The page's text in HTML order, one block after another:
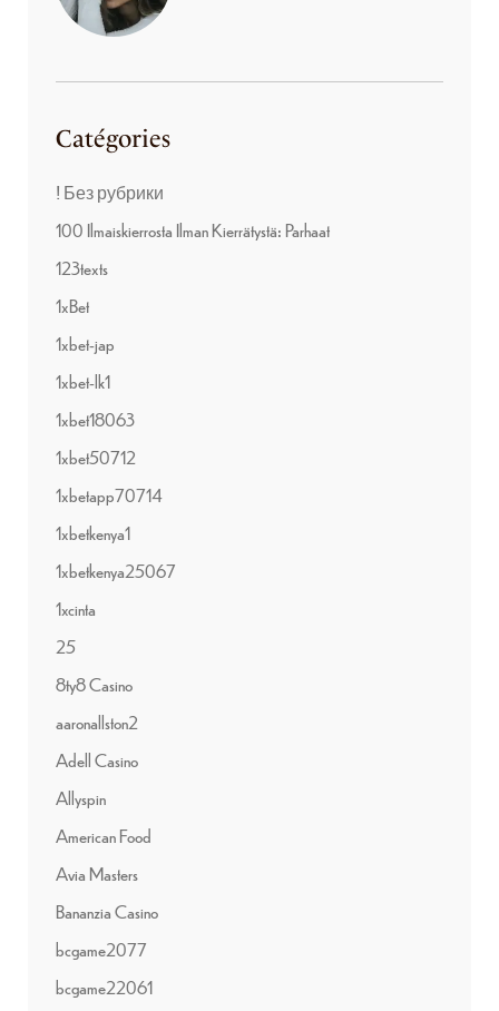
Catégories
! Без рубрики
100 Ilmaiskierrosta Ilman Kierrätystä: Parhaat
123texts
1xBet
1xbet-jap
1xbet-lk1
1xbet18063
1xbet50712
1xbetapp70714
1xbetkenya1
1xbetkenya25067
1xcinta
25
8ty8 Casino
aaronallston2
Adell Casino
Allyspin
American Food
Avia Masters
Bananzia Casino
bcgame2077
bcgame22061